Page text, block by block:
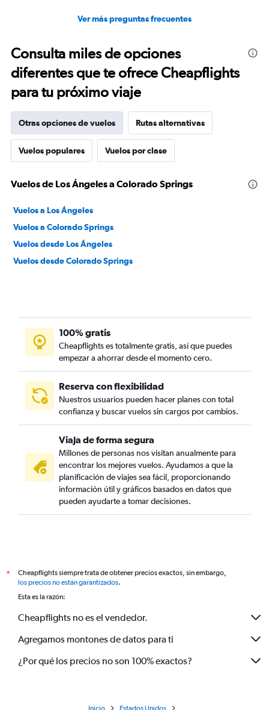
Ver más preguntas frecuentes
Consulta miles de opciones
diferentes que te ofrece Cheapflights
para tu próximo viaje
Otras opciones de vuelos Rutas alternativas
Vuelos populares Vuelos por clase
Vuelos de Los Ángeles a Colorado Springs
Vuelos a Los Ángeles
Vuelos a Colorado Springs
Vuelos desde Los Ángeles
Vuelos desde Colorado Springs
100% gratis
Cheapflights es totalmente gratis, así que puedes
empezar a ahorrar desde el momento cero.
Reserva con flexibilidad
Nuestros usuarios pueden hacer planes con total
confianza y buscar vuelos sin cargos por cambios.
Viaja de forma segura
Millones de personas nos visitan anualmente para
encontrar los mejores vuelos. Ayudamos a que la
planificación de viajes sea fácil, proporcionando
información útil y gráficos basados en datos que
pueden ayudarte a tomar decisiones.
*
Cheapflights siempre trata de obtener precios exactos, sin embargo,
los precios no están garantizados.
Esta es la razón:
Cheapflights no es el vendedor.
Agregamos montones de datos para ti
¿Por qué los precios no son 100% exactos?